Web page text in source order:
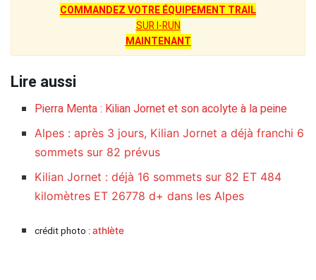
COMMANDEZ VOTRE ÉQUIPEMENT TRAIL
SUR I-RUN
MAINTENANT
Lire aussi
Pierra Menta : Kilian Jornet et son acolyte à la peine
Alpes : après 3 jours, Kilian Jornet a déjà franchi 6
sommets sur 82 prévus
Kilian Jornet : déjà 16 sommets sur 82 ET 484
kilomètres ET 26778 d+ dans les Alpes
crédit photo :athlète